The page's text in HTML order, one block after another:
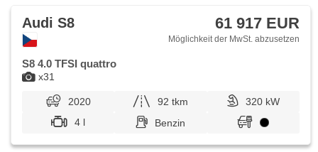
x31
Audi S8 61 917 EUR
Möglichkeit der MwSt. abzusetzen
S8 4.0 TFSI quattro
2020 92 tkm
320 kW
4 l
Benzin